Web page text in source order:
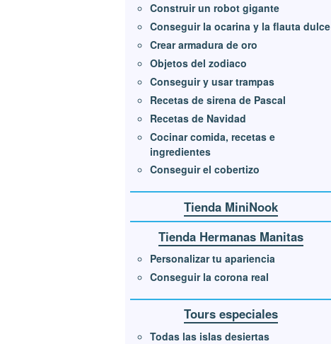
Construir un robot gigante
Conseguir la ocarina y la flauta dulce
Crear armadura de oro
Objetos del zodiaco
Conseguir y usar trampas
Recetas de sirena de Pascal
Recetas de Navidad
Cocinar comida, recetas e
ingredientes
Conseguir el cobertizo
Tienda MiniNook
Tienda Hermanas Manitas
Personalizar tu apariencia
Conseguir la corona real
Tours especiales
Todas las islas desiertas